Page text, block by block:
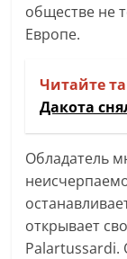
обществе не
Европе.
Читайте
Дакота
Обладатель
открывает
Palartussardi.